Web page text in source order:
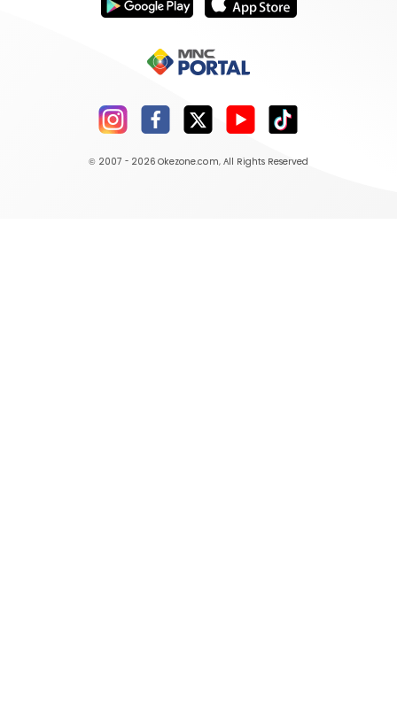
© 2007 - 2026 Okezone.com, All Rights Reserved